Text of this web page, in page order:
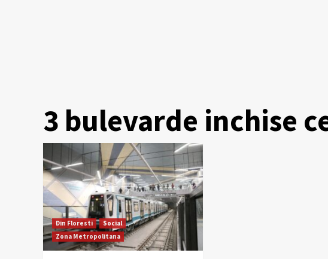
3 bulevarde inchise
Din Floresti
Social
Zona Metropolitana